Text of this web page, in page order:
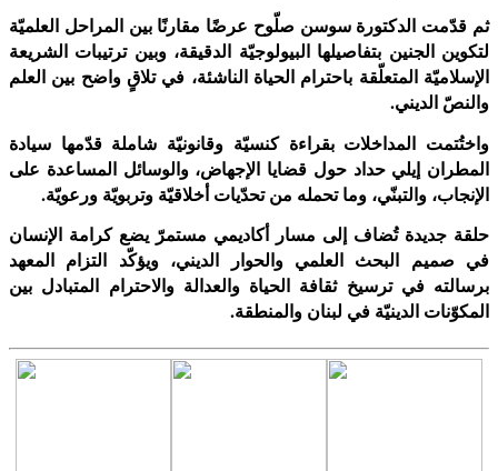
ثم قدّمت الدكتورة سوسن صلّوح عرضًا مقارنًا بين المراحل العلميّة
لتكوين الجنين بتفاصيلها البيولوجيّة الدقيقة، وبين ترتيبات الشريعة
الإسلاميّة المتعلّقة باحترام الحياة الناشئة، في تلاقٍ واضح بين العلم
والنصّ الديني.
واختُتمت المداخلات بقراءة كنسيّة وقانونيّة شاملة قدّمها سيادة
المطران إيلي حداد حول قضايا الإجهاض، والوسائل المساعدة على
الإنجاب، والتبنّي، وما تحمله من تحدّيات أخلاقيّة وتربويّة ورعويّة.
حلقة جديدة تُضاف إلى مسار أكاديمي مستمرّ يضع كرامة الإنسان
في صميم البحث العلمي والحوار الديني، ويؤكّد التزام المعهد
برسالته في ترسيخ ثقافة الحياة والعدالة والاحترام المتبادل بين
المكوّنات الدينيّة في لبنان والمنطقة.